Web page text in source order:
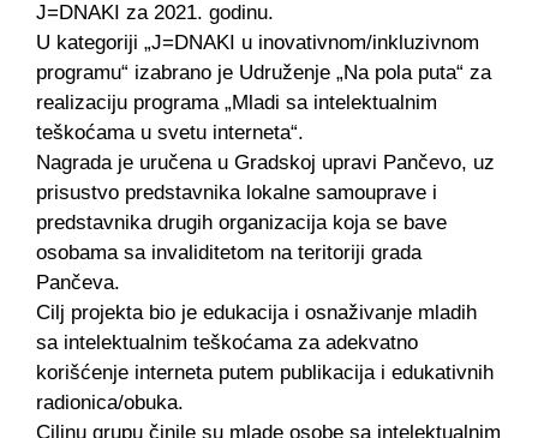
J=DNAKI za 2021. godinu.
U kategoriji „J=DNAKI u inovativnom/inkluzivnom
programu“ izabrano je Udruženje „Na pola puta“ za
realizaciju programa „Mladi sa intelektualnim
teškoćama u svetu interneta“.
Nagrada je uručena u Gradskoj upravi Pančevo, uz
prisustvo predstavnika lokalne samouprave i
predstavnika drugih organizacija koja se bave
osobama sa invaliditetom na teritoriji grada
Pančeva.
Cilj projekta bio je edukacija i osnaživanje mladih
sa intelektualnim teškoćama za adekvatno
korišćenje interneta putem publikacija i edukativnih
radionica/obuka.
Ciljnu grupu činile su mlade osobe sa intelektualnim